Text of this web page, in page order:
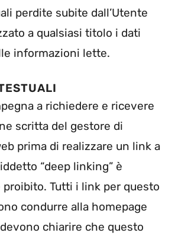
perdite subite dall’Utente
a qualsiasi titolo i dati
informazioni lette.
a richiedere e ricevere
scritta del gestore di
prima di realizzare un link a
“deep linking” è
Tutti i link per questo
condurre alla homepage
chiarire che questo